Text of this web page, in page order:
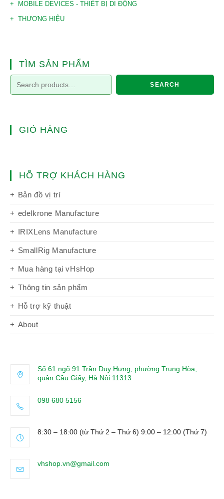
MOBILE DEVICES - THIẾT BỊ DI ĐỘNG
THƯƠNG HIỆU
TÌM SẢN PHẨM
SEARCH
GIỎ HÀNG
HỖ TRỢ KHÁCH HÀNG
Bản đồ vị trí
edelkrone Manufacture
IRIXLens Manufacture
SmallRig Manufacture
Mua hàng tại vHsHop
Thông tin sản phẩm
Hỗ trợ kỹ thuật
About
Số 61 ngõ 91 Trần Duy Hưng, phường Trung Hòa,
quận Cầu Giấy, Hà Nội 11313
098 680 5156
your
8:30 – 18:00 (từ Thứ 2 – Thứ 6) 9:00 – 12:00 (Thứ 7)
vhshop.vn@gmail.com